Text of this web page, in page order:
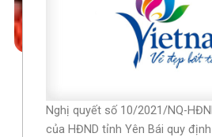
Nghị quyết số 10/2021/NQ-
của HĐND tỉnh Yên Bái quy